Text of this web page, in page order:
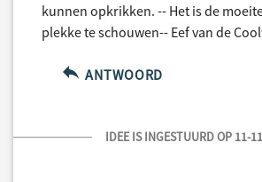
kunnen opkrikken. -- Het is de
plekke te schouwen-- Eef van de
ANTWOORD
IDEE IS INGESTUURD OP 11-